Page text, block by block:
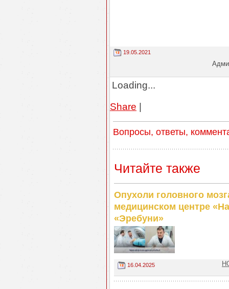
19.05.2021
Loading...
Share |
Вопросы, ответы,
Читайте также
Опухоли головного
медицинском центре
«Эребуни»
16.04.2025